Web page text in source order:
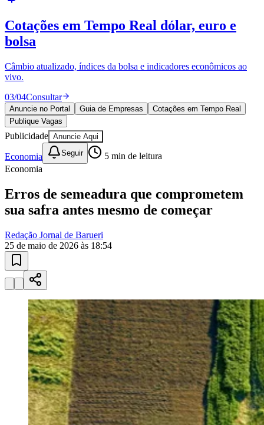
Cadastrar Empresa
Divulgar VagasNovo
Publicidade Legal
Política
Saúde
Segurança
Cultura
Meio Ambiente
Obras
Educação
Bairros de Barueri
Selecione sua regiãoPara notícias da sua região
JubranBelvalBethavilleBoa
VistaCalifórniaCarapicuíbaCentro
Região
MilitarItapevi
Califórnia
EsperançaJardim Graziela
Jardim LíbanoJardim Maria CristinaJardim Maria HelenaJardim
MutingaJardim ParaísoJardim PaulistaJardim Reginalice Jardim São
Jardim São PedroJardim São SilvestreJardim SilveiraJardim
Jardim TupanciMutingaNova AldeinhaOsasco Parque dos
CamargosParque ImperialParque Santa LuziaParque VianaPirapora
do Bom JesusRecanto PhrynéaSantana de
ParnaíbaSilveiraTamboréVale do SolVila BarrosVila Boa VistaVila
do CondeVila Engenho NovoVila Márcia Vila Nossa Sra. da
EscadaVila PortoVotupoca
Para Sua Empresa
Anuncie no Portal
Cotações em Tempo Real dólar, euro e
bolsa
Câmbio atualizado, índices da bolsa e indicadores econômicos ao
vivo.
03/04Consultar
Anuncie no Portal Guia de Empresas
Cotações em Tempo Real
Publique Vagas
Publicidade Anuncie Aqui
Economia Seguir 5 min de leitura
Economia
Erros de semeadura que comprometem
sua safra antes mesmo de começar
Redação Jornal de Barueri
25 de maio de 2026 às 18:54